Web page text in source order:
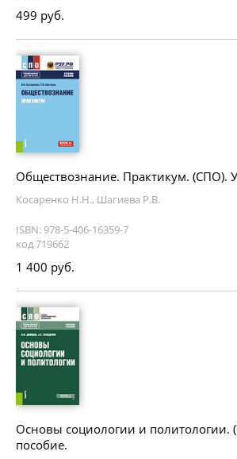
499 руб.
Обществознание. Практикум. (СПО).
Косаренко Н.Н., Шагиева Р.В.
ISBN: 978-5-406-16359-7
код 719662
1 400 руб.
Основы социологии и политологии.
пособие.